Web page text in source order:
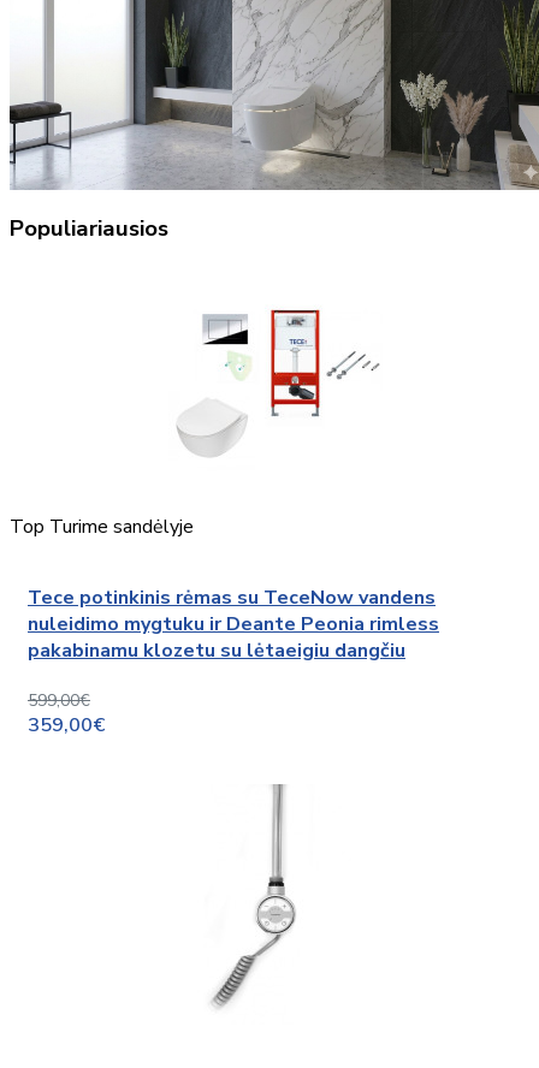
Populiariausios
Top Turime sandėlyje
Tece potinkinis rėmas su TeceNow vandens
nuleidimo mygtuku ir Deante Peonia rimless
pakabinamu klozetu su lėtaeigiu dangčiu
599,00€
359,00€